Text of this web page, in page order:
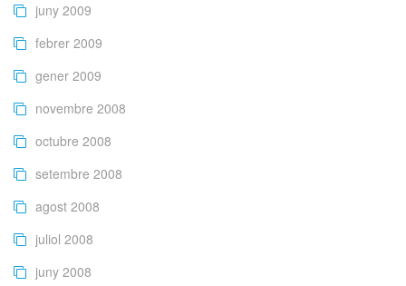
juny 2009
febrer 2009
gener 2009
novembre 2008
octubre 2008
setembre 2008
agost 2008
juliol 2008
juny 2008